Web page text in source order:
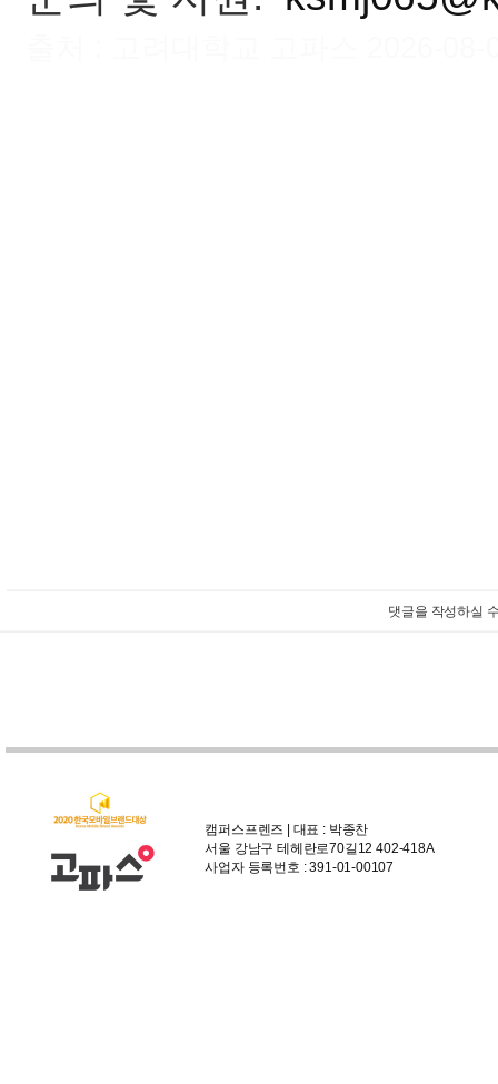
댓글을 작성하실
캠퍼스프렌즈 | 대표 : 박종찬
서울 강남구 테헤란로70길12 402-418A
사업자 등록번호 : 391-01-00107